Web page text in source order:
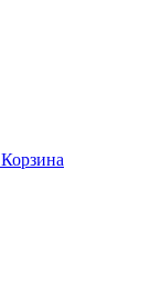
Корзина